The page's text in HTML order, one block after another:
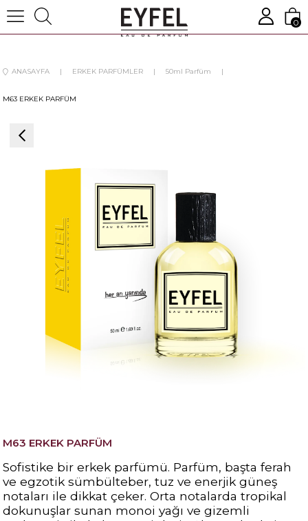
0
ANASAYFA ERKEK PARFÜMLER 50ml Parfüm
M63 ERKEK PARFÜM
M63 ERKEK PARFÜM
Sofistike bir erkek parfümü. Parfüm, başta ferah
ve egzotik sümbülteber, tuz ve enerjik güneş
notaları ile dikkat çeker. Orta notalarda tropikal
dokunuşlar sunan monoi yağı ve gizemli